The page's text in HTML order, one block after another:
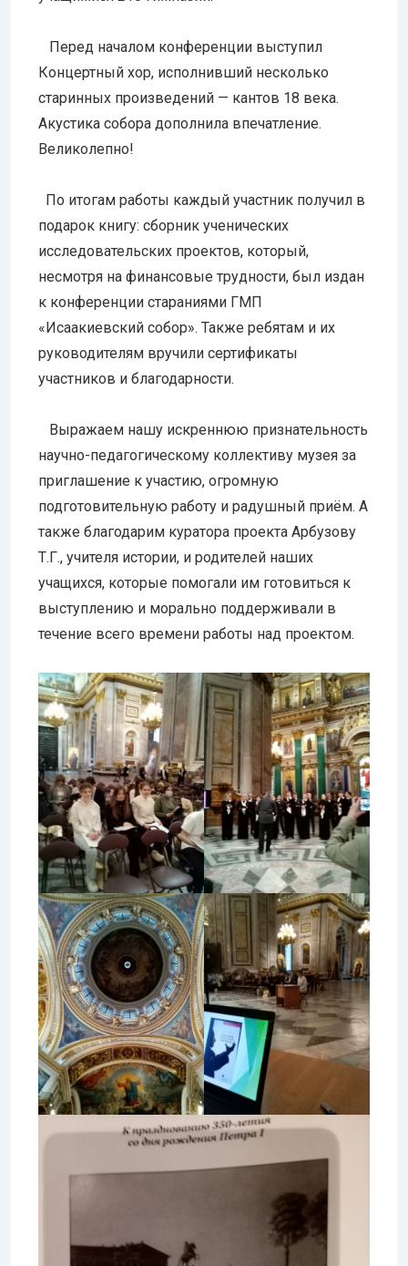
Перед началом конференции выступил
Концертный хор, исполнивший несколько
старинных произведений — кантов 18 века.
Акустика собора дополнила впечатление.
Великолепно!
По итогам работы каждый участник получил в
подарок книгу: сборник ученических
исследовательских проектов, который,
несмотря на финансовые трудности, был издан
к конференции стараниями ГМП
«Исаакиевский собор». Также ребятам и их
руководителям вручили сертификаты
участников и благодарности.
Выражаем нашу искреннюю признательность
научно-педагогическому коллективу музея за
приглашение к участию, огромную
подготовительную работу и радушный приём. А
также благодарим куратора проекта Арбузову
Т.Г., учителя истории, и родителей наших
учащихся, которые помогали им готовиться к
выступлению и морально поддерживали в
течение всего времени работы над проектом.